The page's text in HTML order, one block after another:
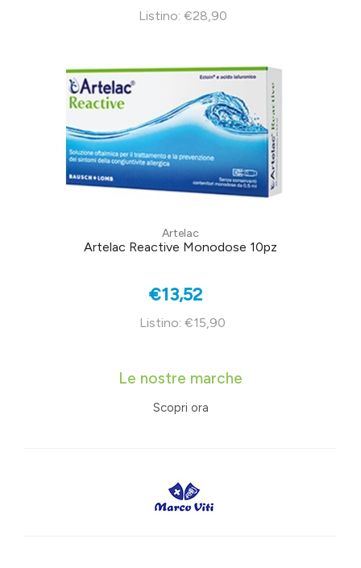
Listino: €28,90
Artelac
Artelac Reactive Monodose 10pz
€13,52
Listino: €15,90
Le nostre marche
Scopri ora